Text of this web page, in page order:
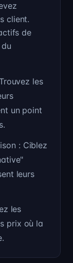
client.
de
les
un point
: Ciblez
leurs
les
prix où la